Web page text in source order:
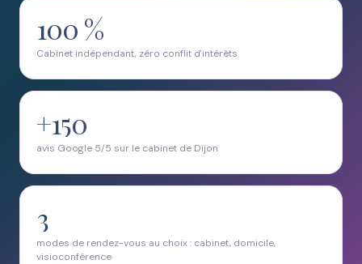
100 %
Cabinet indépendant, zéro conflit d'intérêts
+150
avis Google 5/5 sur le cabinet de Dijon
3
modes de rendez-vous au choix : cabinet, domicile,
visioconférence